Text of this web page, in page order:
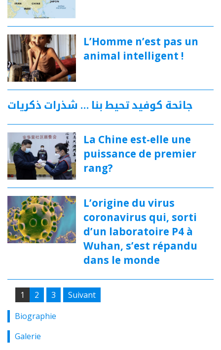
L’Homme n’est pas un
animal intelligent !
جائحة كوفيد تحيط بنا … شذرات ذكريات
La Chine est-elle une
puissance de premier
rang?
L’origine du virus
coronavirus qui, sorti
d’un laboratoire P4 à
Wuhan, s’est répandu
dans le monde
Pagination
des
publications
1 2 3
Suivant
Biographie
Galerie